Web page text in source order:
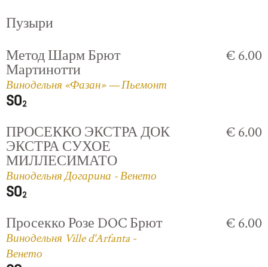
Пузыри
Метод Шарм Брют
Мартинотти
Винодельня «Фазан» — Пьемонт
€ 6.00
ПРОСЕККО ЭКСТРА ДОК
ЭКСТРА СУХОЕ
МИЛЛЕСИМАТО
Винодельня Догарина - Венето
€ 6.00
Просекко Розе DOC Брют
Винодельня Ville d'Arfanta -
Венето
€ 6.00